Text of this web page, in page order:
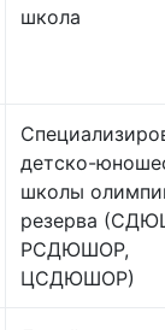
школа
детско-
школы
резерва
РСДЮШОР,
ЦСДЮШОР)